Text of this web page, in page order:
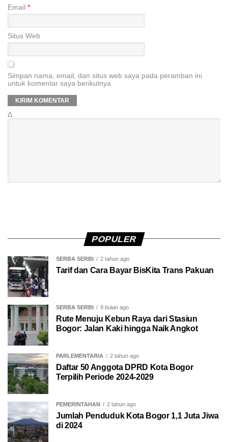
Email *
Situs Web
Simpan nama, email, dan situs web saya pada peramban ini
untuk komentar saya berikutnya.
Δ
POPULER
SERBA SERBI 2 tahun ago
Tarif dan Cara Bayar BisKita Trans Pakuan
SERBA SERBI 9 bulan ago
Rute Menuju Kebun Raya dari Stasiun
Bogor: Jalan Kaki hingga Naik Angkot
PARLEMENTARIA 2 tahun ago
Daftar 50 Anggota DPRD Kota Bogor
Terpilih Periode 2024-2029
PEMERINTAHAN 2 tahun ago
Jumlah Penduduk Kota Bogor 1,1 Juta Jiwa
di 2024